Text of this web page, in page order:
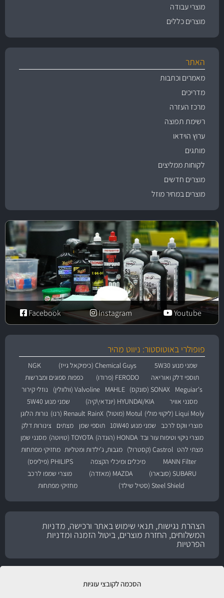
הסכמה לקובצי עוגיות
מוצרי עבודה
מוצרים כללים
האתר
מאמרים וכתבות
מדריכים
מרכז העזרה
רשימת תפוצה
ערוץ הוידאו
מותגים
לקוחות ממליצים
מוצרים חדשים
מוצרים במחיר מוזל
Youtube
Instagram
Facebook
פופולרי באוטוסטור: ניווט מהיר
שמני מנוע 5W30 Chemical Guys (כימיקאל גייז)
NGK
תוספי דלק ואוריאה
FERODO (פרודו)
כפפות ספוגים ומברשות
Meguiar's
SONAX (סונקס) MAHLE Valvoline (וולוולין)
נוזלי קירור
מסנני אוויר
HYUNDAI/KIA (יונדאי\קיה)
שמני מנוע 5W40
Liqui Moly (ליקווי מולי)
Motul (מוטול) RainX Renault (רנו)
נורות הלוגן
מוצרי ווקס לרכב
שמני מנוע 10W40 תוספי שמן מצתים
צינורות דלק
מוצרי ניקוי וטיפוח עור ובד HONDA (הונדה) TOYOTA (טויוטה)
מסנני שמן
מצתי להט Castrol (קסטרול) מגבות, ג'ילדות ומטליות מחזיקי מפתחות
MANN Filter
מיכלים ומיכלי הקצפה
PHILIPS (פיליפס)
SUBARU (סובארו)
MAZDA (מאזדה)
מוצרי שמפו לרכב
Steel Shield (סטיל שילד)
מחזיקי מפתחות
הצהרת נגישות, תנאי שימוש באתר ורכישה, מדניות
המשלוחים, החזרת מוצרים, ביטול הזמנה ומדניות
הפרטיות